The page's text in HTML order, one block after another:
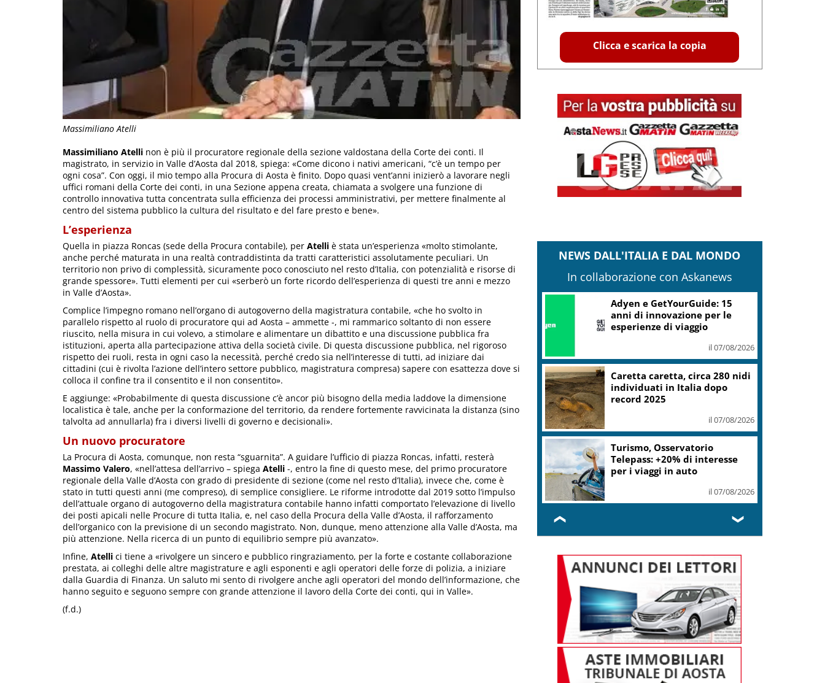
Massimiliano Atelli
Massimiliano Atelli non è più il procuratore regionale della sezione valdostana della Corte dei conti. Il
magistrato, in servizio in Valle d’Aosta dal 2018, spiega: «Come dicono i nativi americani, “c’è un tempo per
ogni cosa”. Con oggi, il mio tempo alla Procura di Aosta è finito. Dopo quasi vent’anni inizierò a lavorare negli
uffici romani della Corte dei conti, in una Sezione appena creata, chiamata a svolgere una funzione di
controllo innovativa tutta concentrata sulla efficienza dei processi amministrativi, per mettere finalmente al
centro del sistema pubblico la cultura del risultato e del fare presto e bene».
L’esperienza
Quella in piazza Roncas (sede della Procura contabile), per Atelli è stata un’esperienza «molto stimolante,
anche perché maturata in una realtà contraddistinta da tratti caratteristici assolutamente peculiari. Un
territorio non privo di complessità, sicuramente poco conosciuto nel resto d’Italia, con potenzialità e risorse di
grande spessore». Tutti elementi per cui «serberò un forte ricordo dell’esperienza di questi tre anni e mezzo
in Valle d’Aosta».
Complice l’impegno romano nell’organo di autogoverno della magistratura contabile, «che ho svolto in
parallelo rispetto al ruolo di procuratore qui ad Aosta – ammette -, mi rammarico soltanto di non essere
riuscito, nella misura in cui volevo, a stimolare e alimentare un dibattito e una discussione pubblica fra
istituzioni, aperta alla partecipazione attiva della società civile. Di questa discussione pubblica, nel rigoroso
rispetto dei ruoli, resta in ogni caso la necessità, perché credo sia nell’interesse di tutti, ad iniziare dai
cittadini (cui è rivolta l’azione dell’intero settore pubblico, magistratura compresa) sapere con esattezza dove si
colloca il confine tra il consentito e il non consentito».
E aggiunge: «Probabilmente di questa discussione c’è ancor più bisogno della media laddove la dimensione
localistica è tale, anche per la conformazione del territorio, da rendere fortemente ravvicinata la distanza (sino
talvolta ad annullarla) fra i diversi livelli di governo e decisionali».
Un nuovo procuratore
La Procura di Aosta, comunque, non resta “sguarnita”. A guidare l’ufficio di piazza Roncas, infatti, resterà
Massimo Valero, «nell’attesa dell’arrivo – spiega Atelli -, entro la fine di questo mese, del primo procuratore
regionale della Valle d’Aosta con grado di presidente di sezione (come nel resto d’Italia), invece che, come è
stato in tutti questi anni (me compreso), di semplice consigliere. Le riforme introdotte dal 2019 sotto l’impulso
dell’attuale organo di autogoverno della magistratura contabile hanno infatti comportato l’elevazione di livello
dei posti apicali nelle Procure di tutta Italia, e, nel caso della Procura della Valle d’Aosta, il rafforzamento
dell’organico con la previsione di un secondo magistrato. Non, dunque, meno attenzione alla Valle d’Aosta, ma
più attenzione. Nella ricerca di un punto di equilibrio sempre più avanzato».
Infine, Atelli ci tiene a «rivolgere un sincero e pubblico ringraziamento, per la forte e costante collaborazione
prestata, ai colleghi delle altre magistrature e agli esponenti e agli operatori delle forze di polizia, a iniziare
dalla Guardia di Finanza. Un saluto mi sento di rivolgere anche agli operatori del mondo dell’informazione, che
hanno seguito e seguono sempre con grande attenzione il lavoro della Corte dei conti, qui in Valle».
(f.d.)
Clicca e scarica la copia
NEWS DALL'ITALIA E DAL MONDO
In collaborazione con Askanews
Adyen e GetYourGuide: 15
anni di innovazione per le
esperienze di viaggio
il 07/08/2026
Caretta caretta, circa 280 nidi
individuati in Italia dopo
record 2025
il 07/08/2026
Turismo, Osservatorio
Telepass: +20% di interesse
per i viaggi in auto
il 07/08/2026
❮ ❯